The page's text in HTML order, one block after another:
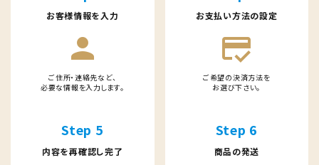
お客様情報を入力
person
ご住所・連絡先など、
必要な情報を入力します。
お支払い方法の設定
credit_score
ご希望の決済方法を
お選び下さい。
Step 5
内容を再確認し完了
Step 6
商品の発送